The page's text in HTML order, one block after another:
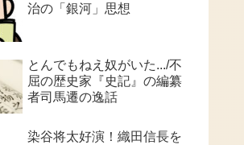
治の「銀河」思想
とんでもねえ奴がいた.../不
屈の歴史家『史記』の編纂
者司馬遷の逸話
染谷将太好演！織田信長を